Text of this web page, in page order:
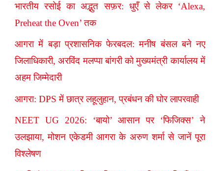
भारतीय रसोई का अद्भुत सफ़र: धुएँ से लेकर ‘Alexa,
Preheat the Oven’ तक
आगरा में बड़ा प्रशासनिक फेरबदल: मनीष बंसल बने नए
जिलाधिकारी, अरविंद मलप्पा बांगरी को मुख्यमंत्री कार्यालय में
अहम जिम्मेदारी
आगरा: DPS में छात्र लहूलुहान, प्रबंधन की घोर लापरवाही
NEET UG 2026: ‘बायो’ आसान पर ‘फिजिक्स’ ने
उलझाया, मोशन एकेडमी आगरा के अरुण शर्मा से जानें पूरा
विश्लेषण